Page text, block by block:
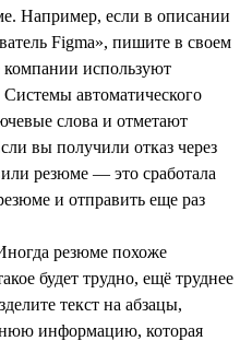
Например, если в описании
Figma», пишите в своем
используют
автоматического
слова и отметают
вы получили отказ через
резюме ― это сработала
и отправить еще раз
резюме похоже
будет трудно, ещё труднее
текст на абзацы,
информацию, которая